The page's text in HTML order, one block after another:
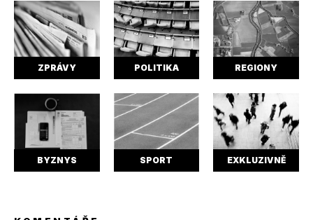
ZPRÁVY POLITIKA REGIONY
BYZNYS SPORT EXKLUZIVNĚ